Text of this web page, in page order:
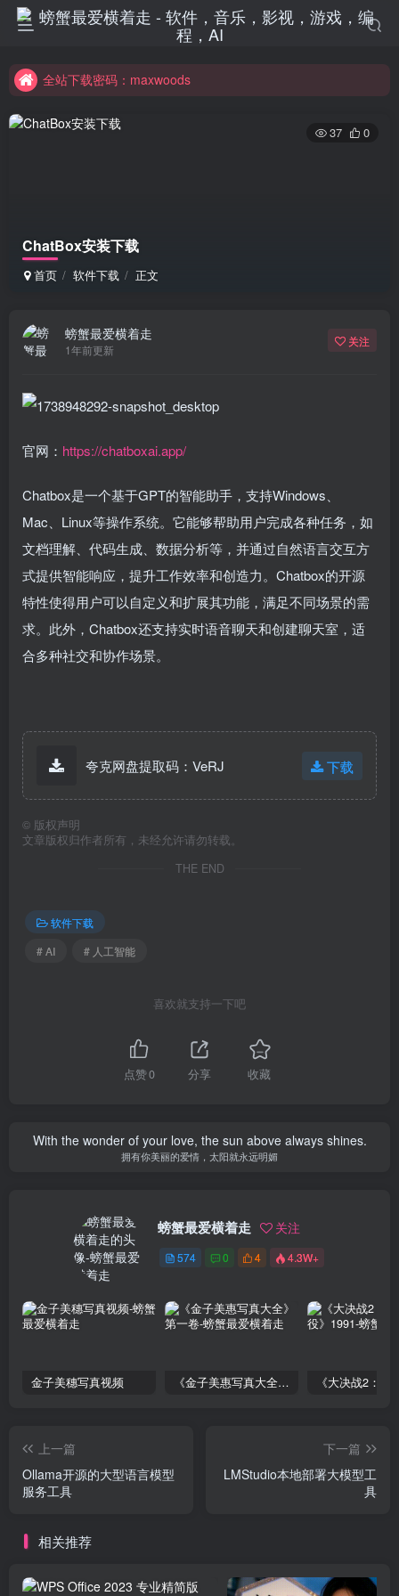
全站下载密码：maxwoods
全站下载密码：maxwoods
ChatBox安装下载
首页 软件下载 正文
37 0
螃蟹最爱横着走
1年前更新
关注
官网： https://chatboxai.app/
Chatbox‌是一个基于GPT的智能助手，支持Windows、
Mac、Linux等操作系统。它能够帮助用户完成各种任务，如
文档理解、代码生成、数据分析等，并通过自然语言交互方
式提供智能响应，提升工作效率和创造力‌。Chatbox的开源
特性使得用户可以自定义和扩展其功能，满足不同场景的需
求‌。此外，Chatbox还支持实时语音聊天和创建聊天室，适
合多种社交和协作场景‌。
夸克网盘提取码：VeRJ 下载
© 版权声明
文章版权归作者所有，未经允许请勿转载。
THE END
软件下载
# AI
# 人工智能
喜欢就支持一下吧
点赞0 分享 收藏
With the wonder of your love, the sun above always shines.
拥有你美丽的爱情，太阳就永远明媚
螃蟹最爱横着走 关注
574 0 4 4.3W+
金子美穗写真视频 《金子美惠写真大全》第一卷
上一篇
Ollama开源的大型语言模型
服务工具
下一篇
LMStudio本地部署大模型工
具
相关推荐